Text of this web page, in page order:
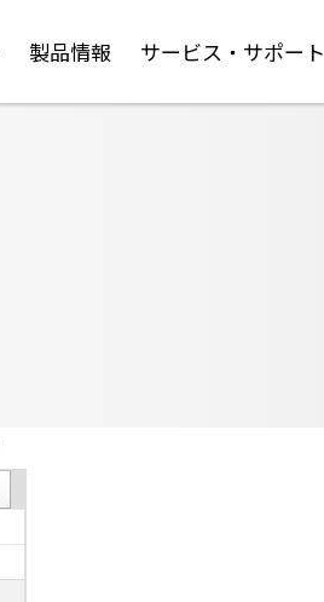
製品情報 サービス・サポート